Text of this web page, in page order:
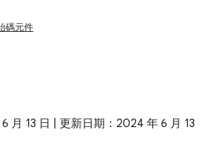
碼元件
月 13 日 | 更新日期：2024 年 6 月 13